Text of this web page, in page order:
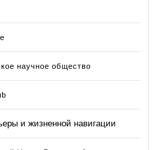
научное общество
и жизненной навигации